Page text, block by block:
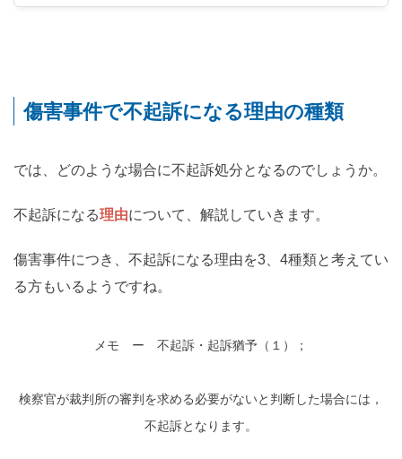
傷害事件で不起訴になる理由の種類
では、どのような場合に不起訴処分となるのでしょうか。
不起訴になる理由について、解説していきます。
傷害事件につき、不起訴になる理由を3、4種類と考えてい
る方もいるようですね。
メモ ー 不起訴・起訴猶予（１）；
検察官が裁判所の審判を求める必要がないと判断した場合には，
不起訴となります。